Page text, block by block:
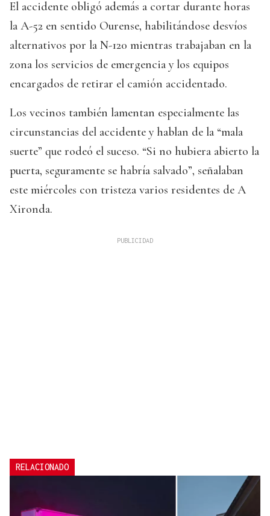
El accidente obligó además a cortar durante horas
la A-52 en sentido Ourense, habilitándose desvíos
alternativos por la N-120 mientras trabajaban en la
zona los servicios de emergencia y los equipos
encargados de retirar el camión accidentado.
Los vecinos también lamentan especialmente las
circunstancias del accidente y hablan de la “mala
suerte” que rodeó el suceso. “Si no hubiera abierto la
puerta, seguramente se habría salvado”, señalaban
este miércoles con tristeza varios residentes de A
Xironda.
RELACIONADO